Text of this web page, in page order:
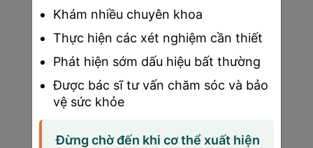
Giá Theo Từng Phương Pháp
Mammography 2D (chụp X-quang vú thông
thường)
Bệnh viện công: 800.000 -
1.200.000 VNĐ
1.500.000 VNĐ
Khám nhiều chuyên khoa
Thực hiện các xét nghiệm cần thiết
Phát hiện sớm dấu hiệu bất thường
Được bác sĩ tư vấn chăm sóc và bảo
vệ sức khỏe
Đừng chờ đến khi cơ thể xuất hiện